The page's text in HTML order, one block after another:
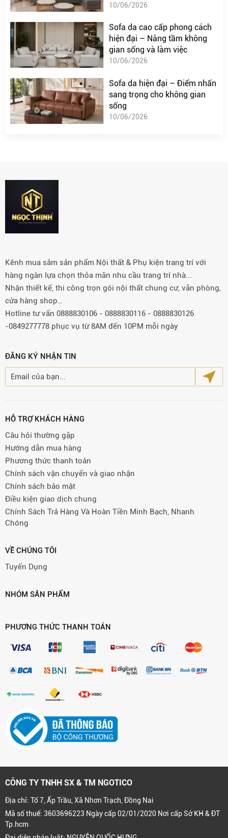
10/06/2026
Sofa da cao cấp phong cách
hiện đại – Nâng tầm không
gian sống và làm việc
10/06/2026
Sofa da hiện đại – Điểm nhấn
sang trọng cho không gian
sống
10/06/2026
Kênh mua sắm sản phẩm Nội thất & Phụ kiện trang trí với
hàng ngàn lựa chọn thỏa mãn nhu cầu trang trí nhà...
Nhận thiết kế, thi công trọn gói nội thất chung cư, văn phòng,
cửa hàng shop…
Hotline tư vấn 0888830106 - 0888830116 - 0888830126
-0849277778 phục vụ từ 8AM đến 10PM mỗi ngày
ĐĂNG KÝ NHẬN TIN
HỖ TRỢ KHÁCH HÀNG
Câu hỏi thường gặp
Hướng dẫn mua hàng
Phương thức thanh toán
Chính sách vận chuyển và giao nhận
Chính sách bảo mật
Điều kiện giao dịch chung
Chính Sách Trả Hàng Và Hoàn Tiền Minh Bạch, Nhanh
Chóng
VỀ CHÚNG TÔI
Tuyển Dụng
NHÓM SẢN PHẨM
PHƯƠNG THỨC THANH TOÁN
CÔNG TY TNHH SX & TM NGOTICO
Địa chỉ: Tổ 7, Ấp Trầu, Xã Nhơn Trạch, Đồng Nai
Mã số thuế: 3603696223 Ngày cấp 02/01/2020 Nơi cấp Sở KH & ĐT
Tp.hcm